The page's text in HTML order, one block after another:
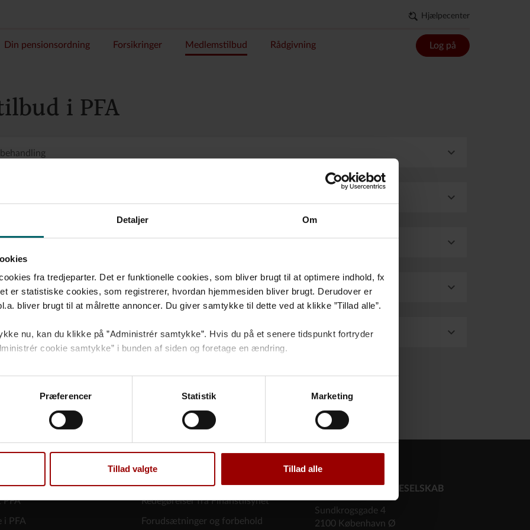
Detaljer Om
fra tredjeparter. Det er funktionelle cookies, som bliver brugt til at optimere indhold, fx
er statistiske cookies, som registrerer, hvordan hjemmesiden bliver brugt. Derudover er
bliver brugt til at målrette annoncer. Du giver samtykke til dette ved at klikke ”Tillad alle”.
nu, kan du klikke på ”Administrér samtykke”. Hvis du på et senere tidspunkt fortryder
cookie samtykke” i bunden af siden og foretage en ændring.
ogbehandling af personoplysninger.
Præferencer Statistik Marketing
Tillad valgte Tillad alle
Hjælpecenter
Din pensionsordning Forsikringer Medlemstilbud Rådgivning Log på
i PFA
er privatansat eller selvstændig uden obligatorisk pensionsordning
PFA
i PFA
ØVRIGE
Redegørelser fra Finanstilsynet
Forudsætninger og forbehold
FORSIKRINGSAKTIESELSKAB
Sundkrogsgade 4
2100 København Ø